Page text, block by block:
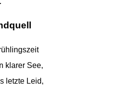
klarer See,
letzte Leid,